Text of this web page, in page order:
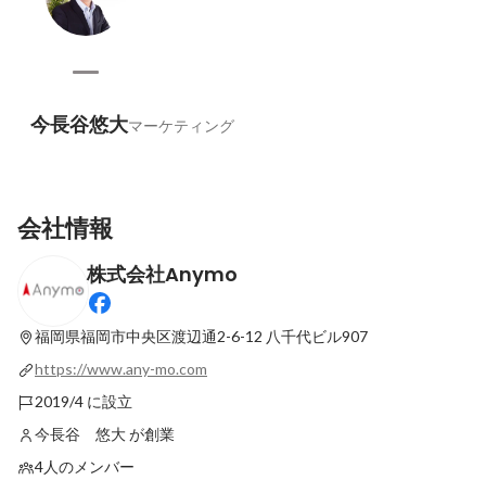
今長谷悠大マーケティング
会社情報
株式会社Anymo
福岡県福岡市中央区渡辺通2-6-12 八千代ビル907
https://www.any-mo.com
2019/4 に設立
今長谷 悠大 が創業
4人のメンバー